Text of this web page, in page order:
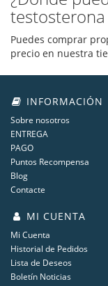
Puedes comprar
precio en nuestra
INFORMACIÓN
Sobre nosotros
ENTREGA
PAGO
Puntos Recompensa
Blog
Contacte
MI CUENTA
Mi Cuenta
Historial de Pedidos
Lista de Deseos
Boletín Noticias